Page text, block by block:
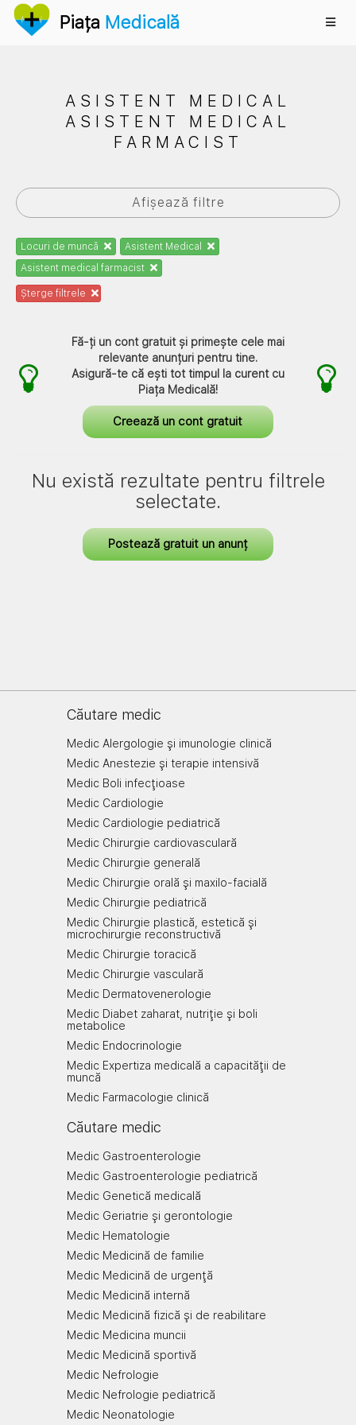
Piața Medicală
Anunțuri
ASISTENT MEDICAL
ASISTENT MEDICAL
FARMACIST
Afișează filtre
Locuri de muncă
Asistent Medical
Asistent medical farmacist
Șterge filtrele
Fă-ți un cont gratuit și primește cele mai
relevante anunțuri pentru tine.
Asigură-te că ești tot timpul la curent cu
Piața Medicală!
Creează un cont gratuit
Nu există rezultate pentru filtrele
selectate.
Postează gratuit un anunț
Căutare medic
Medic Alergologie şi imunologie clinică
Medic Anestezie şi terapie intensivă
Medic Boli infecţioase
Medic Cardiologie
Medic Cardiologie pediatrică
Medic Chirurgie cardiovasculară
Medic Chirurgie generală
Medic Chirurgie orală şi maxilo-facială
Medic Chirurgie pediatrică
Medic Chirurgie plastică, estetică şi
microchirurgie reconstructivă
Medic Chirurgie toracică
Medic Chirurgie vasculară
Medic Dermatovenerologie
Medic Diabet zaharat, nutriţie şi boli
metabolice
Medic Endocrinologie
Medic Expertiza medicală a capacităţii de
muncă
Medic Farmacologie clinică
Căutare medic
Medic Gastroenterologie
Medic Gastroenterologie pediatrică
Medic Genetică medicală
Medic Geriatrie şi gerontologie
Medic Hematologie
Medic Medicină de familie
Medic Medicină de urgenţă
Medic Medicină internă
Medic Medicină fizică şi de reabilitare
Medic Medicina muncii
Medic Medicină sportivă
Medic Nefrologie
Medic Nefrologie pediatrică
Medic Neonatologie